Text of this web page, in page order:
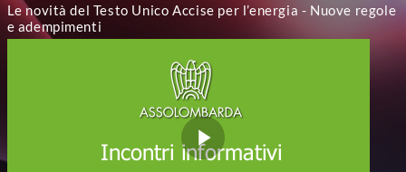
Le novità del Testo Unico Accise per l’energia - Nuove regole
e adempimenti